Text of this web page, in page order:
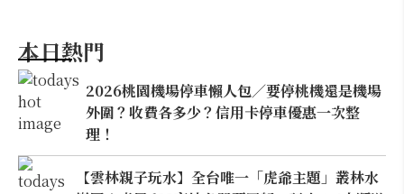
本日熱門
2026桃園機場停車懶人包／要停桃機還是機場
外圍？收費各多少？信用卡停車優惠一次整
理！
【雲林親子玩水】全台唯一「虎爺主題」叢林水